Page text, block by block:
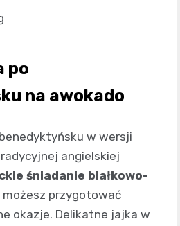
po
na awokado
w wersji
angielskiej
śniadanie białkowo-
możesz przygotować
okazje. Delikatne jajka w